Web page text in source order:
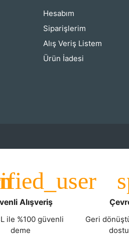
Hesabım
Siparişlerim
Alış Veriş Listem
Ürün İadesi
Alışveriş
ile %100 güvenli
deme
Geri